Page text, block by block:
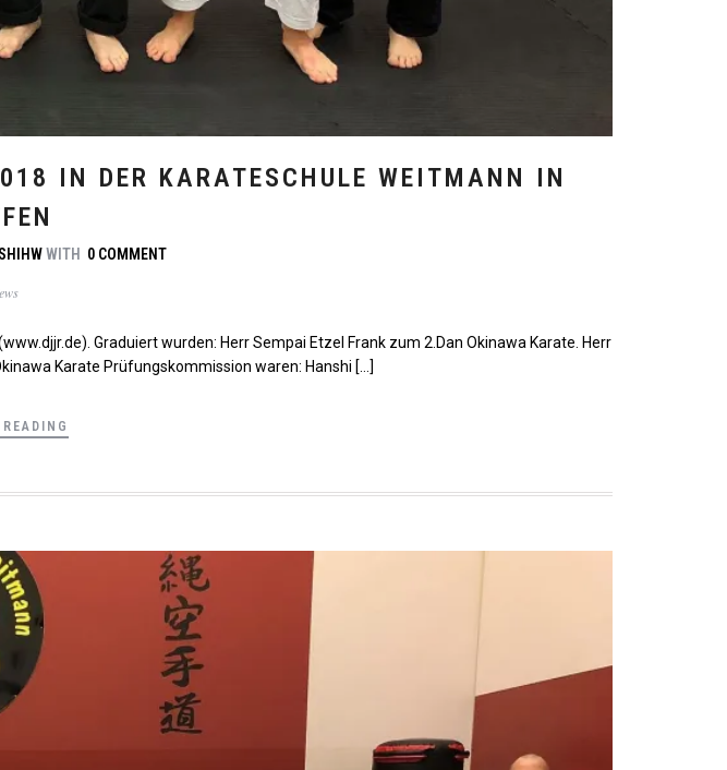
IN DER KARATESCHULE WEITMANN IN
WITH 0 COMMENT
Graduiert wurden: Herr Sempai Etzel Frank zum 2.Dan Okinawa Karate. Herr
Karate Prüfungskommission waren: Hanshi […]